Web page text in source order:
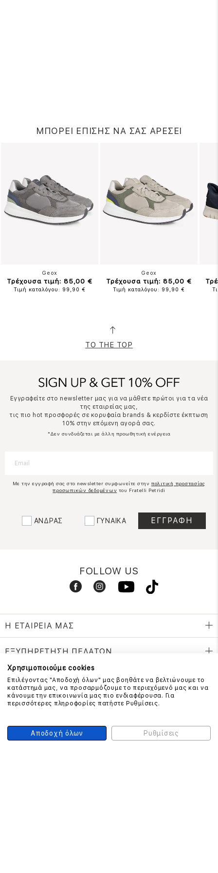
ΜΠΟΡΕΙ ΕΠΙΣΗΣ ΝΑ ΣΑΣ ΑΡΕΣΕΙ
Geox
Τρέχουσα τιμή: 85,00 €
Τιμή καταλόγου: 99,90 €
Geox
Τρέχουσα τιμή: 85,00 €
Τιμή καταλόγου: 99,90 €
TO THE TOP
Εγγραφείτε στο newsletter μας για να μάθετε πρώτοι για τα νέα
της εταιρείας μας,
τις πιο hot προσφορές σε κορυφαία brands & κερδίστε έκπτωση
10% στην επόμενη αγορά σας.
*Δεν συνδυάζεται με άλλη προωθητική ενέργεια
Με την εγγραφή σας στο newsletter συμφωνείτε στην πολιτική προστασίας
προσωπικών δεδομένων του Fratelli Petridi
ΑΝΔΡΑΣ ΓΥΝΑΙΚΑ
FOLLOW US
Η ΕΤΑΙΡΕΙΑ ΜΑΣ
ΕΞΥΠΗΡΕΤΗΣΗ ΠΕΛΑΤΩΝ
ΕΠΙΚΟΙΝΩΝΗΣΤΕ ΜΑΖΙ ΜΑΣ
210 999 4510
Χρησιμοποιούμε cookies
Επιλέγοντας "Αποδοχή όλων" μας βοηθάτε να βελτιώνουμε το
κατάστημά μας, να προσαρμόζουμε το περιεχόμενό μας και να
κάνουμε την επικοινωνία μας πιο ενδιαφέρουσα. Για
περισσότερες πληροφορίες πατήστε Ρυθμίσεις.
Αποδοχή όλων Ρυθμίσεις